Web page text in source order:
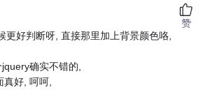
更好判断呀, 直接那里加上背景颜色咯,
确实不错的,
真好, 呵呵,
赞